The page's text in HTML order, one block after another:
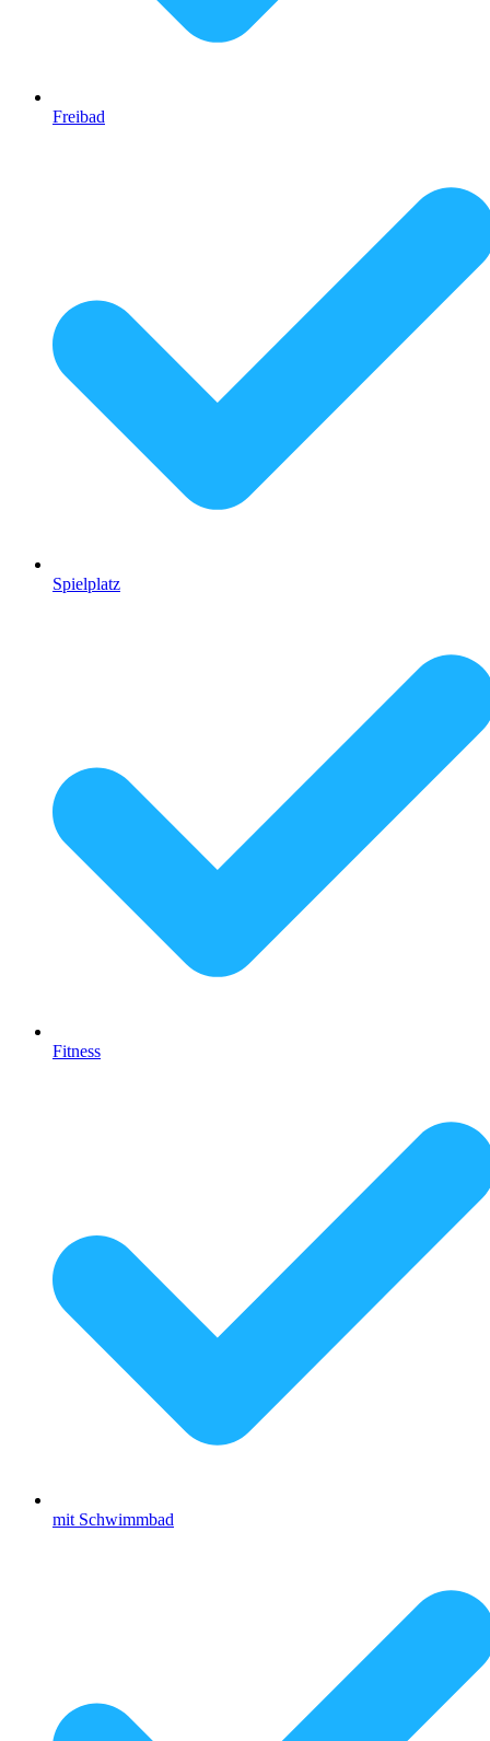
Freibad
Spielplatz
Fitness
mit Schwimmbad